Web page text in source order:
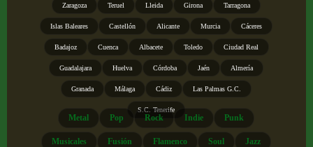
Zaragoza Teruel Lleida Girona Tarragona
Islas Baleares Castellón Alicante Murcia Cáceres
Badajoz Cuenca Albacete Toledo Ciudad Real
Guadalajara Huelva Córdoba Jaén Almería
Granada Málaga Cádiz Las Palmas G.C.
S.C. Tenerife
Metal Pop Rock Indie Punk
Musicales Fusión Flamenco Soul Jazz